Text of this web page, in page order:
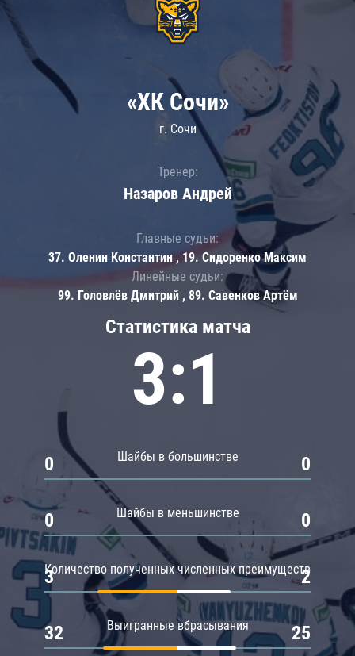
Статистика матча
3:1
Шайбы в большинстве
0 0
Шайбы в меньшинстве
0 0
Количество полученных численных преимуществ
3 2
Выигранные вбрасывания
32 25
«ХК Сочи»
г. Сочи
Тренер:
Назаров Андрей
Главные судьи:
37. Оленин Константин , 19. Сидоренко Максим
Линейные судьи:
99. Головлёв Дмитрий , 89. Савенков Артём